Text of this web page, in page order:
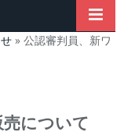
» 公認審判員、新ワ
売について